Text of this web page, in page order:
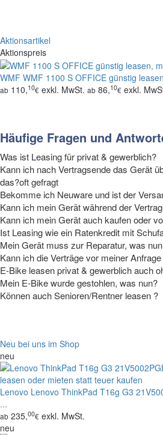
Aktionsartikel
Aktionspreis
WMF WMF 1100 S OFFICE günstig
ab 110,10€ exkl. MwSt. ab 86,10€ exkl.
Häufige Fragen und
Was ist Leasing für privat & gewerblich?
Kann ich nach Vertragsende das Gerät
das?oft gefragt
Bekomme ich Neuware und ist der
Kann ich mein Gerät während der
Kann ich mein Gerät auch kaufen oder
Ist Leasing wie ein Ratenkredit mit
Mein Gerät muss zur Reparatur, was
Kann ich die Verträge vor meiner
E-Bike leasen privat & gewerblich auch
Mein E-Bike wurde gestohlen, was nun?
Können auch Senioren/Rentner leasen ?
Neu bei uns im Shop
neu
Lenovo Lenovo ThinkPad T16g G3
...
ab 235,00€ exkl. MwSt.
neu